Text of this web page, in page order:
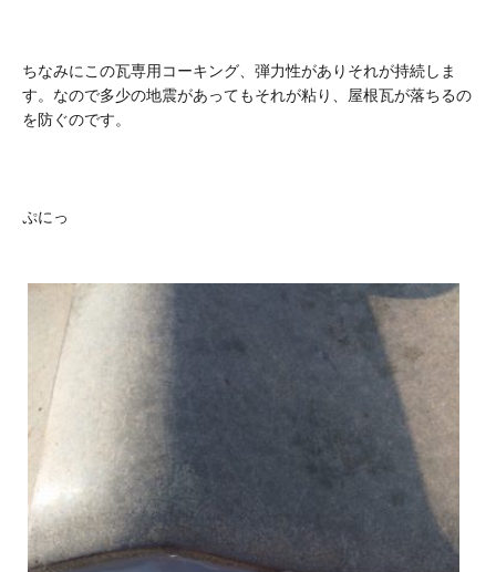
ちなみにこの瓦専用コーキング、弾力性がありそれが持続しま
す。なので多少の地震があってもそれが粘り、屋根瓦が落ちるの
を防ぐのです。
ぷにっ